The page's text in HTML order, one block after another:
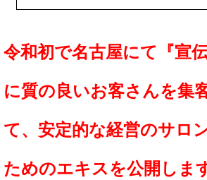
令和初で名古屋にて『宣
に質の良いお客さんを集
て、安定的な経営のサロ
ためのエキスを公開しま